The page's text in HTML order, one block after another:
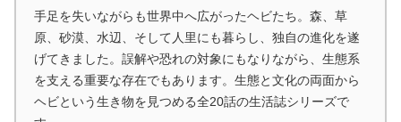
手足を失いながらも世界中へ広がったヘビたち。森、草
原、砂漠、水辺、そして人里にも暮らし、独自の進化を遂
げてきました。誤解や恐れの対象にもなりながら、生態系
を支える重要な存在でもあります。生態と文化の両面から
ヘビという生き物を見つめる全20話の生活誌シリーズで